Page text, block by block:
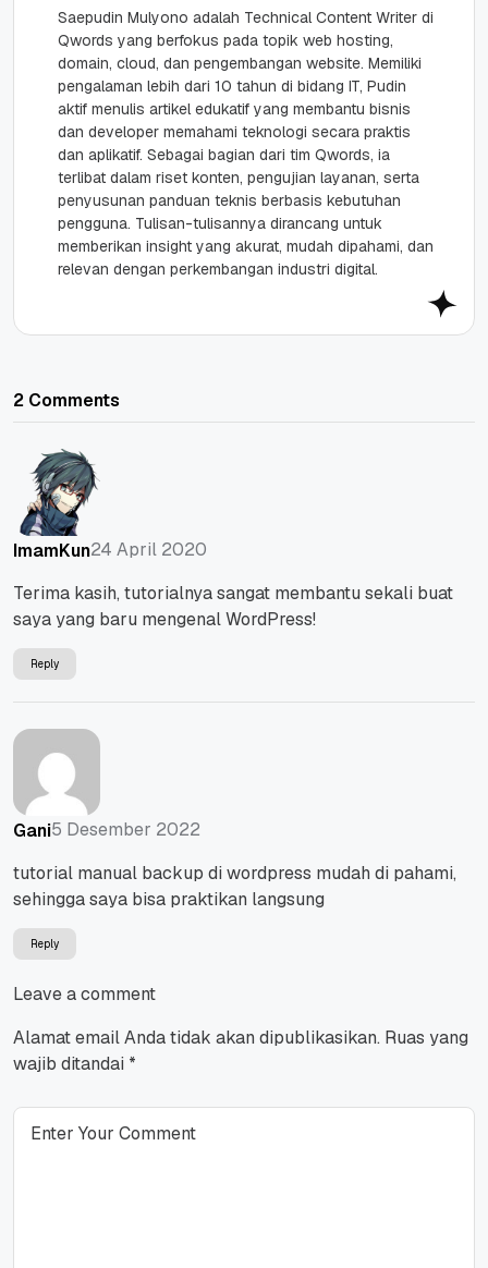
Saepudin Mulyono adalah Technical Content Writer di
Qwords yang berfokus pada topik web hosting,
domain, cloud, dan pengembangan website. Memiliki
pengalaman lebih dari 10 tahun di bidang IT, Pudin
aktif menulis artikel edukatif yang membantu bisnis
dan developer memahami teknologi secara praktis
dan aplikatif. Sebagai bagian dari tim Qwords, ia
terlibat dalam riset konten, pengujian layanan, serta
penyusunan panduan teknis berbasis kebutuhan
pengguna. Tulisan-tulisannya dirancang untuk
memberikan insight yang akurat, mudah dipahami, dan
relevan dengan perkembangan industri digital.
2 Comments
ImamKun24 April 2020
Terima kasih, tutorialnya sangat membantu sekali buat
saya yang baru mengenal WordPress!
Reply
Gani5 Desember 2022
tutorial manual backup di wordpress mudah di pahami,
sehingga saya bisa praktikan langsung
Reply
Leave a comment
Alamat email Anda tidak akan dipublikasikan. Ruas yang
wajib ditandai *